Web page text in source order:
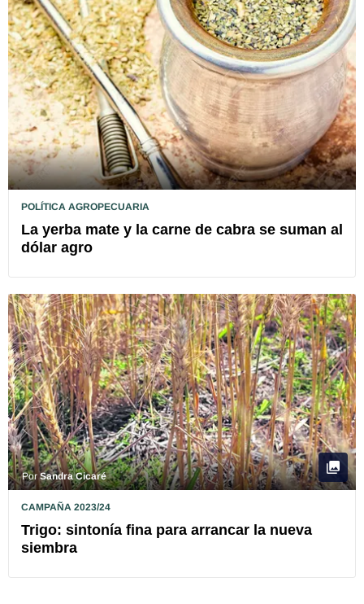
POLÍTICA AGROPECUARIA
La yerba mate y la carne de cabra se suman al
dólar agro
PorSandra Cicaré
CAMPAÑA 2023/24
Trigo: sintonía fina para arrancar la nueva
siembra